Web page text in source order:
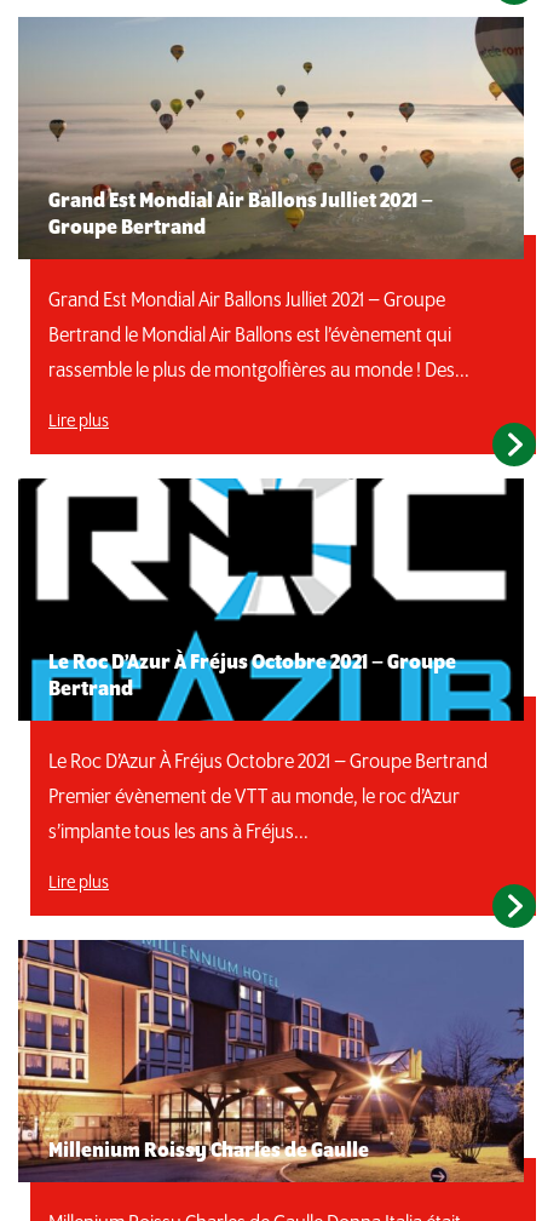
Grand Est Mondial Air Ballons Julliet 2021 –
Groupe Bertrand
Grand Est Mondial Air Ballons Julliet 2021 – Groupe
Bertrand le Mondial Air Ballons est l’évènement qui
rassemble le plus de montgolfières au monde ! Des...
Lire plus
Le Roc D’Azur À Fréjus Octobre 2021 – Groupe
Bertrand
Le Roc D’Azur À Fréjus Octobre 2021 – Groupe Bertrand
Premier évènement de VTT au monde, le roc d’Azur
s’implante tous les ans à Fréjus...
Lire plus
Millenium Roissy Charles de Gaulle